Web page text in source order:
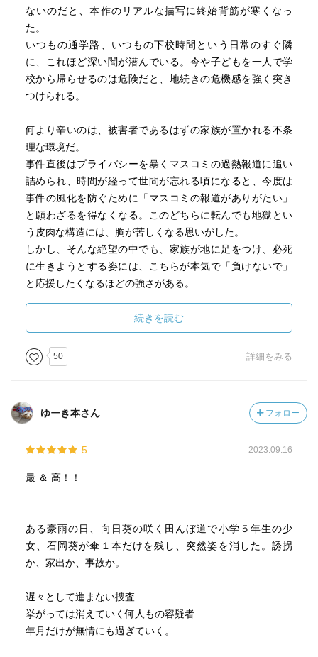
ないのだと、本作のリアルな描写に終始背筋が寒くなっ
た。
いつもの通学路、いつもの下校時間という日常のすぐ隣
に、これほど深い闇が潜んでいる。今や子どもを一人で学
校から帰らせるのは危険だと、地続きの危機感を強く突き
つけられる。
何より辛いのは、被害者であるはずの家族が置かれる不条
理な環境だ。
事件直後はプライバシーを暴くマスコミの過熱報道に追い
詰められ、時間が経って世間が忘れる頃になると、今度は
事件の風化を防ぐために「マスコミの報道がありがたい」
と願わざるを得なくなる。このどちらに転んでも地獄とい
う皮肉な構造には、胸が苦しくなる思いがした。
しかし、そんな絶望の中でも、家族が地に足をつけ、必死
に生きようとする姿には、こちらが本気で「負けないで」
と応援したくなるほどの強さがある。
そして、この物語の主人公は、間違いなく刑事の奈良であ
る。
組織が諦めかけても少女を捜し続ける彼を突き動かしてい
るのは、被害者に寄り添う不退転の覚悟と、過去に救えな
悟があるからこそ、彼は事件を決して諦めず、同時に、最
後まで傷ついた人々への細かな配慮を忘れない人物であり
そ、読者である私たちも救われ、最後まで彼と共に走り切
ることができた。
紡げるのは、作者の吉川英梨さんご自身がきっと、理不尽
に苦しむ人々に寄り添えるとても優しい方だからなのだろ
う、と感じずにはいられない。
の底力、そして「人の優しさ」を描ききった最高傑作で
す。
続きを読む
50 詳細をみる
ゆーき本さん フォロー
5 2023.09.16
最 ＆ 高！！
ある豪雨の日、向日葵の咲く田んぼ道で小学５年生の少
女、石岡葵が傘１本だけを残し、突然姿を消した。誘拐
か、家出か、事故か。
遅々として進まない捜査
挙がっては消えていく何人もの容疑者
年月だけが無情にも過ぎていく。